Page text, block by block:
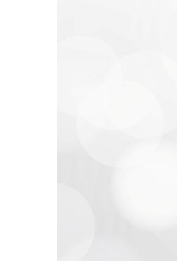
| MIND | 6장_당신의
01 인식과 태도의 변
03 종잣돈처럼 귀하